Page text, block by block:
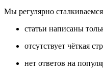
Мы регулярно
статьи написаны
отсутствует чёткая
нет ответов на